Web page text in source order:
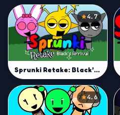
4.7
Sprunki Retake: Black’s Arrival
4.6